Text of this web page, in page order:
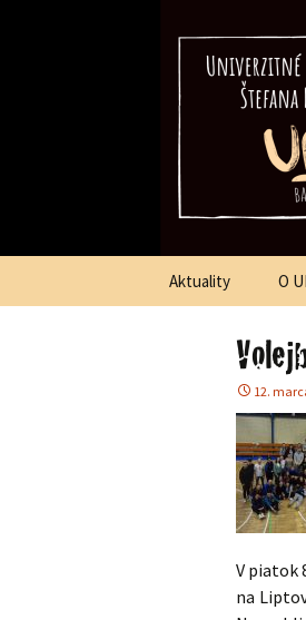
Štefana
Aktuality O
12.
V piatok
na